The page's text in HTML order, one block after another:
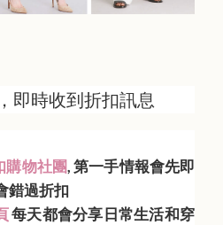
即時收到折扣訊息
購物社團, 第一手情報會先即
錯過折扣
每天都會分享日常生活和穿